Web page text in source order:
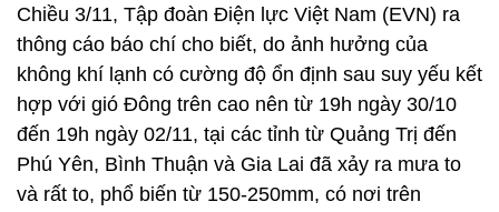
Chiều 3/11, Tập đoàn Điện lực Việt Nam (EVN) ra
thông cáo báo chí cho biết, do ảnh hưởng của
không khí lạnh có cường độ ổn định sau suy yếu kết
hợp với gió Đông trên cao nên từ 19h ngày 30/10
đến 19h ngày 02/11, tại các tỉnh từ Quảng Trị đến
Phú Yên, Bình Thuận và Gia Lai đã xảy ra mưa to
và rất to, phổ biến từ 150-250mm, có nơi trên